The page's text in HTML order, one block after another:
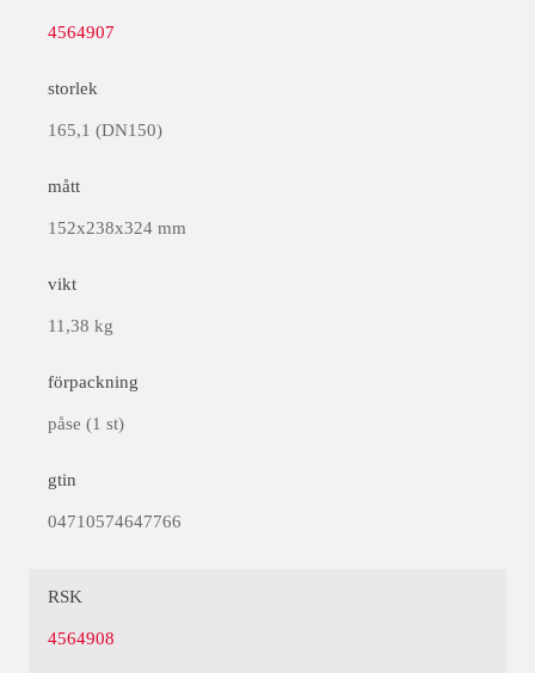
4564907
storlek
165,1 (DN150)
mått
152x238x324 mm
vikt
11,38 kg
förpackning
påse (1 st)
gtin
04710574647766
RSK
4564908